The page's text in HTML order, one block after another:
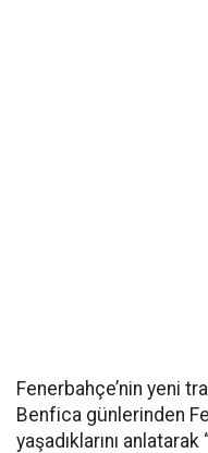
Fenerbahçe’nin yeni
Benfica günlerinden
yaşadıklarını